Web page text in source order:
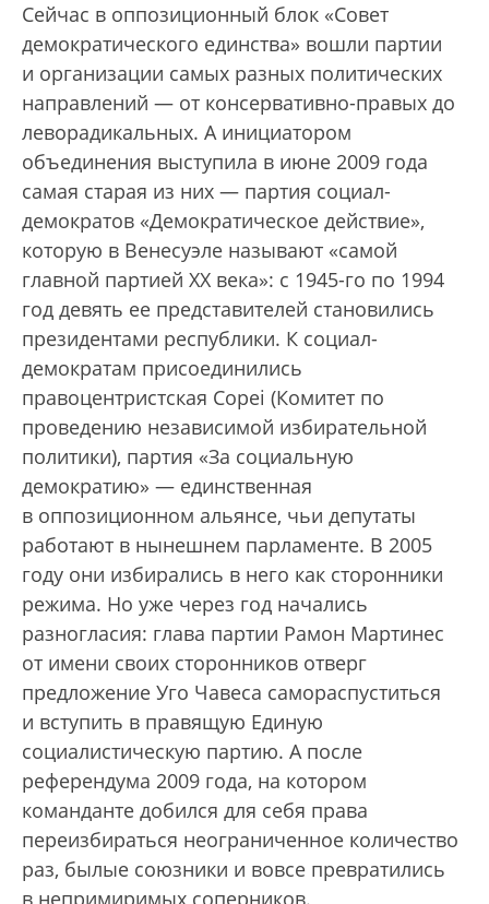
Сейчас в оппозиционный блок «Совет
демократического единства» вошли партии
и организации самых разных политических
направлений — от консервативно-правых до
леворадикальных. А инициатором
объединения выступила в июне 2009 года
самая старая из них — партия социал-
демократов «Демократическое действие»,
которую в Венесуэле называют «самой
главной партией XX века»: с 1945-го по 1994
год девять ее представителей становились
президентами республики. К социал-
демократам присоединились
правоцентристская Copei (Комитет по
проведению независимой избирательной
политики), партия «За социальную
демократию» — единственная
в оппозиционном альянсе, чьи депутаты
работают в нынешнем парламенте. В 2005
году они избирались в него как сторонники
режима. Но уже через год начались
разногласия: глава партии Рамон Мартинес
от имени своих сторонников отверг
предложение Уго Чавеса самораспуститься
и вступить в правящую Единую
социалистическую партию. А после
референдума 2009 года, на котором
команданте добился для себя права
переизбираться неограниченное количество
раз, былые союзники и вовсе превратились